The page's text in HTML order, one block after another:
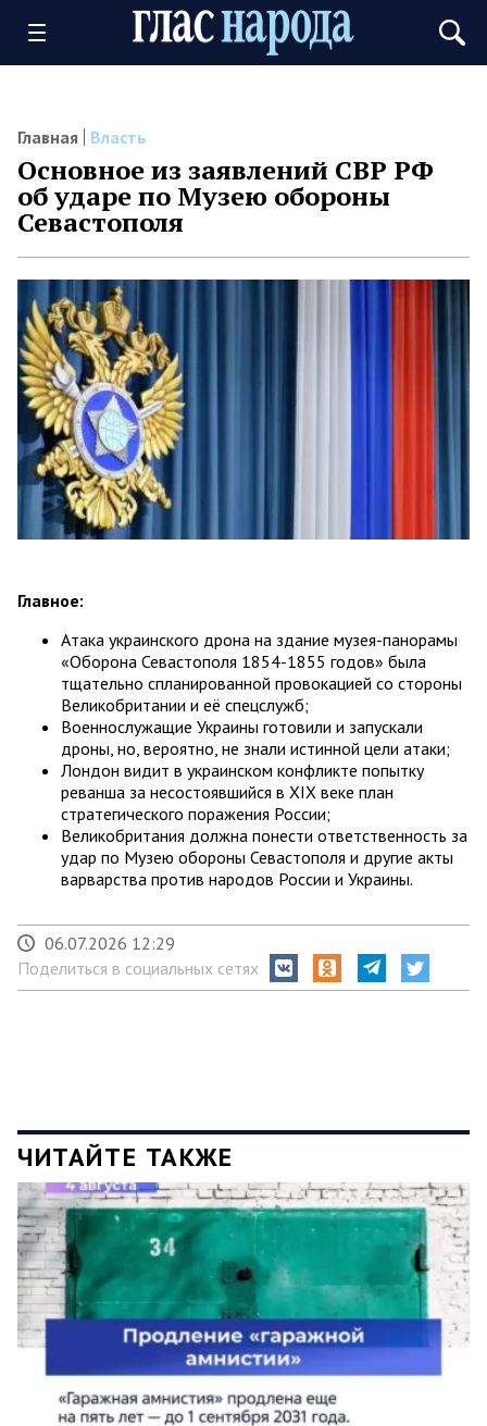
Главная Власть
Основное из заявлений СВР РФ
об ударе по Музею обороны
Севастополя
Главное:
Атака украинского дрона на здание музея-панорамы
«Оборона Севастополя 1854-1855 годов» была
тщательно спланированной провокацией со стороны
Великобритании и её спецслужб;
Военнослужащие Украины готовили и запускали
дроны, но, вероятно, не знали истинной цели атаки;
Лондон видит в украинском конфликте попытку
реванша за несостоявшийся в XIX веке план
стратегического поражения России;
Великобритания должна понести ответственность за
удар по Музею обороны Севастополя и другие акты
варварства против народов России и Украины.
06.07.2026 12:29
Поделиться в социальных сетях
ЧИТАЙТЕ ТАКЖЕ